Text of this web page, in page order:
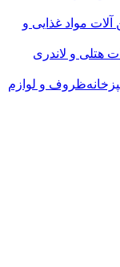
آلات مواد غذایی و
هتلی و لاندری
ظروف و لوازم